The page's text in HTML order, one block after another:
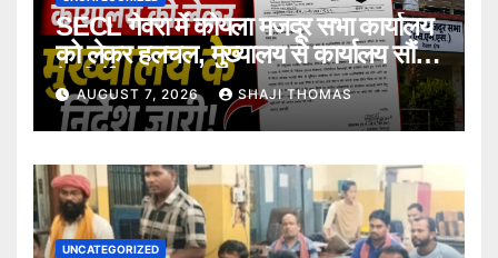
SECL गेवरा में कोयला मजदूर सभा कार्यालय
को लेकर हलचल, मुख्यालय से कार्यालय सौंपने
के निर्देश।
AUGUST 7, 2026 SHAJI THOMAS
UNCATEGORIZED